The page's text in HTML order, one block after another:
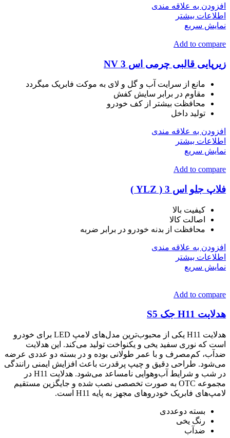
افزودن به علاقه مندی
اطلاعات بیشتر
نمایش سریع
Add to compare
زیرپایی قالبی چرمی اس 3 NV
مانع از سرایت آب و گل و لای به موکت فابریک میگردد
مقاوم در برابر سایش کفش
محافظت بیشتر از کف خودرو
تولید داخل
افزودن به علاقه مندی
اطلاعات بیشتر
نمایش سریع
Add to compare
فلاپ جلو اس 3 ( YLZ )
کیفیت بالا
اصالت کالا
محافظت از بدنه خودرو در برابر ضربه
افزودن به علاقه مندی
اطلاعات بیشتر
نمایش سریع
Add to compare
هدلایت H11 جک S5
هدلایت H11 یکی از محبوب‌ترین مدل‌های لامپ LED برای خودرو
است که نوری سفید یخی و یکنواخت تولید می‌کند. این هدلایت
ضدآب، کم‌مصرف و با عمر طولانی بوده و در بسته دو عددی عرضه
می‌شود. طراحی دقیق و چیپ پرقدرت باعث افزایش ایمنی رانندگی
در شب و شرایط آب‌وهوایی نامساعد می‌شود. هدلایت H11 در
مجموعه OTC به صورت تخصصی نصب شده و جایگزین مستقیم
لامپ‌های فابریک خودروهای مجهز به پایه H11 است.
بسته دوعددی
رنگ یخی
ضدآب